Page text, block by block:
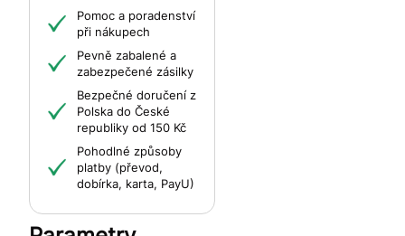
Pomoc a poradenství
při nákupech
Pevně zabalené a
zabezpečené zásilky
Bezpečné doručení z
Polska do České
republiky od 150 Kč
Pohodlné způsoby
platby (převod,
dobírka, karta, PayU)